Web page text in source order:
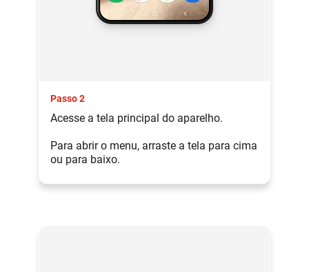
Passo 2
Acesse a tela principal do aparelho.
Para abrir o menu, arraste a tela para cima
ou para baixo.